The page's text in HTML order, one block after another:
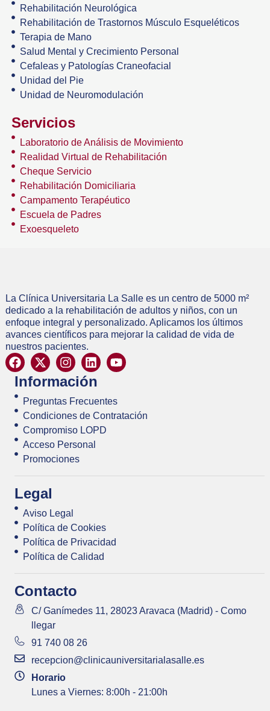
Rehabilitación Neurológica
Rehabilitación de Trastornos Músculo Esqueléticos
Terapia de Mano
Salud Mental y Crecimiento Personal
Cefaleas y Patologías Craneofacial
Unidad del Pie
Unidad de Neuromodulación
Servicios
Laboratorio de Análisis de Movimiento
Realidad Virtual de Rehabilitación
Cheque Servicio
Rehabilitación Domiciliaria
Campamento Terapéutico
Escuela de Padres
Exoesqueleto
La Clínica Universitaria La Salle es un centro de 5000 m²
dedicado a la rehabilitación de adultos y niños, con un
enfoque integral y personalizado. Aplicamos los últimos
avances científicos para mejorar la calidad de vida de
nuestros pacientes.
Información
Preguntas Frecuentes
Condiciones de Contratación
Compromiso LOPD
Acceso Personal
Promociones
Legal
Aviso Legal
Política de Cookies
Política de Privacidad
Política de Calidad
Contacto
C/ Ganímedes 11, 28023 Aravaca (Madrid) - Como
llegar
91 740 08 26
recepcion@clinicauniversitarialasalle.es
Horario
Lunes a Viernes: 8:00h - 21:00h